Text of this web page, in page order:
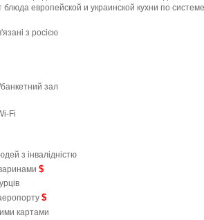
европейской и украинской кухни по системе
з росією
зал
Fi
з інвалідністю
$
$
картами